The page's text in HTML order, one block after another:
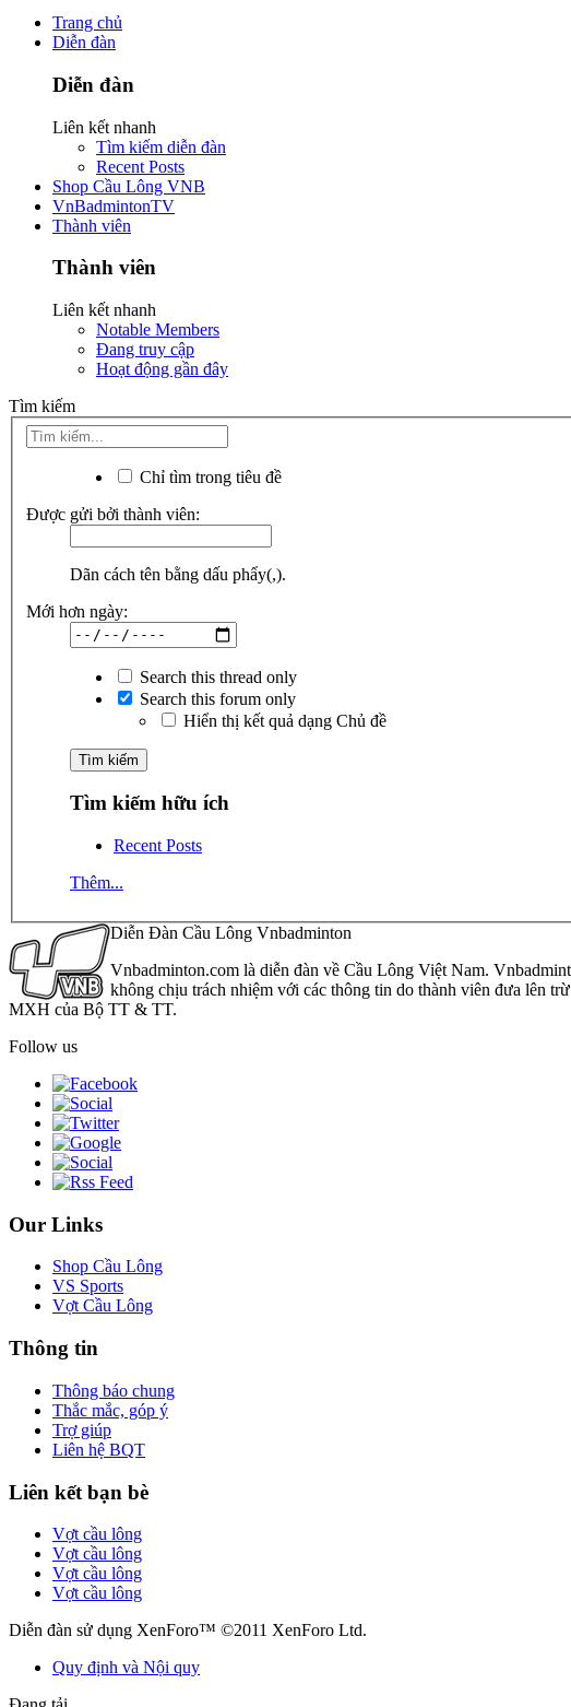
Trang chủ
Diễn đàn
Diễn đàn
Liên kết nhanh
Tìm kiếm diễn đàn
Recent Posts
Shop Cầu Lông VNB
VnBadmintonTV
Thành viên
Thành viên
Liên kết nhanh
Notable Members
Đang truy cập
Hoạt động gần đây
Tìm kiếm
Chỉ tìm trong tiêu đề
Được gửi bởi thành viên:
Dãn cách tên bằng dấu phẩy(,).
Mới hơn ngày:
Search this thread only
Search this forum only
Hiển thị kết quả dạng Chủ đề
Tìm kiếm hữu ích
Recent Posts
Thêm...
Diễn Đàn Cầu Lông Vnbadminton
Vnbadminton.com là diễn đàn về Cầu Lông Việt Nam.
không chịu trách nhiệm với các thông tin do thành viên đưa lên
MXH của Bộ TT & TT.
Follow us
Our Links
Shop Cầu Lông
VS Sports
Vợt Cầu Lông
Thông tin
Thông báo chung
Thắc mắc, góp ý
Trợ giúp
Liên hệ BQT
Liên kết bạn bè
Vợt cầu lông
Vợt cầu lông
Vợt cầu lông
Vợt cầu lông
Diễn đàn sử dụng XenForo™ ©2011 XenForo Ltd.
Quy định và Nội quy